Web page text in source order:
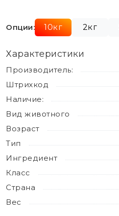
Опции: 10кг 2кг
Характеристики
Производитель:
Штрихкод
Наличие:
Вид животного
Возраст
Тип
Ингредиент
Класс
Страна
Вес